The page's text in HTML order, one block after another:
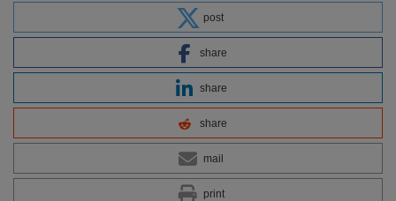
post
share
share
share
mail
print